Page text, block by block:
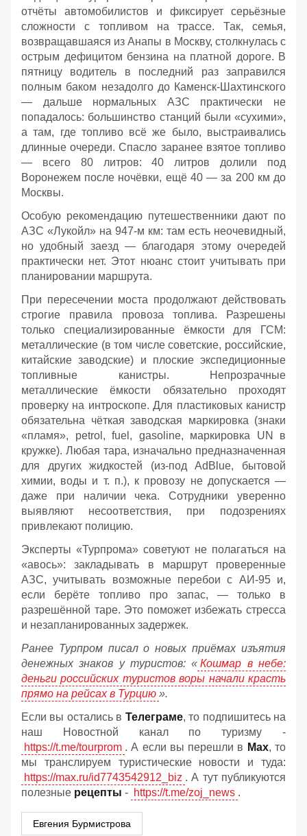
отчёты автомобилистов и фиксирует серьёзные
сложности с топливом на трассе. Так, семья,
возвращавшаяся из Анапы в Москву, столкнулась с
острым дефицитом бензина на платной дороге. В
пятницу водитель в последний раз заправился
полным баком незадолго до Каменск‑Шахтинского
— дальше нормальных АЗС практически не
попадалось: большинство станций были «сухими»,
а там, где топливо всё же было, выстраивались
длинные очереди. Спасло заранее взятое топливо
— всего 80 литров: 40 литров долили под
Воронежем после ночёвки, ещё 40 — за 200 км до
Москвы.
Особую рекомендацию путешественники дают по
АЗС «Лукойл» на 947‑м км: там есть неочевидный,
но удобный заезд — благодаря этому очередей
практически нет. Этот нюанс стоит учитывать при
планировании маршрута.
При пересечении моста продолжают действовать
строгие правила провоза топлива. Разрешены
только специализированные ёмкости для ГСМ:
металлические (в том числе советские, российские,
китайские заводские) и плоские экспедиционные
топливные канистры. Непрозрачные
металлические ёмкости обязательно проходят
проверку на интроскопе. Для пластиковых канистр
обязательна чёткая заводская маркировка (знаки
«пламя», petrol, fuel, gasoline, маркировка UN в
кружке). Любая тара, изначально предназначенная
для других жидкостей (из‑под AdBlue, бытовой
химии, воды и т. п.), к провозу не допускается —
даже при наличии чека. Сотрудники уверенно
выявляют несоответствия, при подозрениях
привлекают полицию.
Эксперты «Турпрома» советуют не полагаться на
«авось»: закладывать в маршрут проверенные
АЗС, учитывать возможные перебои с АИ‑95 и,
если берёте топливо про запас, — только в
разрешённой таре. Это поможет избежать стресса
и незапланированных задержек.
Ранее Турпром писал о новых приёмах изъятия
денежных знаков у туристов: « Кошмар в небе:
деньги российских туристов воры начали красть
прямо на рейсах в Турцию ».
Если вы остались в Телеграме, то подпишитесь на
наш Новостной канал по туризму -
https://t.me/tourprom . А если вы перешли в Мах, то
мы транслируем туристические новости и туда:
https://max.ru/id7743542912_biz . А тут публикуются
полезные рецепты - https://t.me/zoj_news .
Евгения Бурмистрова